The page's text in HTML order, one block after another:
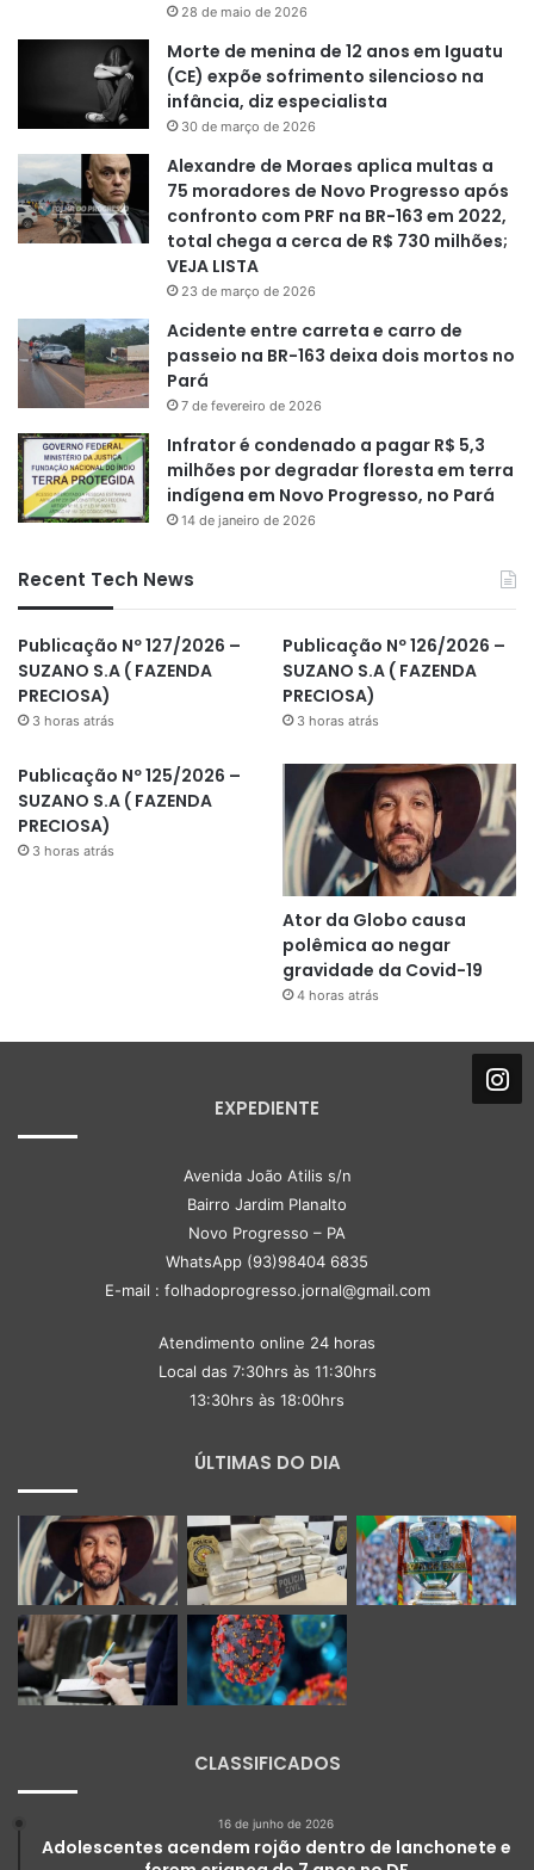
28 de maio de 2026
Morte de menina de 12 anos em Iguatu
(CE) expõe sofrimento silencioso na
infância, diz especialista
30 de março de 2026
Alexandre de Moraes aplica multas a
75 moradores de Novo Progresso após
confronto com PRF na BR-163 em 2022,
total chega a cerca de R$ 730 milhões;
VEJA LISTA
23 de março de 2026
Acidente entre carreta e carro de
passeio na BR-163 deixa dois mortos no
Pará
7 de fevereiro de 2026
Infrator é condenado a pagar R$ 5,3
milhões por degradar floresta em terra
indígena em Novo Progresso, no Pará
14 de janeiro de 2026
Recent Tech News
Publicação Nº 127/2026 –
SUZANO S.A ( FAZENDA
PRECIOSA)
3 horas atrás
Publicação Nº 126/2026 –
SUZANO S.A ( FAZENDA
PRECIOSA)
3 horas atrás
Publicação Nº 125/2026 –
SUZANO S.A ( FAZENDA
PRECIOSA)
3 horas atrás
Ator da Globo causa
polêmica ao negar
gravidade da Covid-19
4 horas atrás
EXPEDIENTE
Avenida João Atilis s/n
Bairro Jardim Planalto
Novo Progresso – PA
WhatsApp (93)98404 6835
E-mail : folhadoprogresso.jornal@gmail.com
Atendimento online 24 horas
Local das 7:30hrs às 11:30hrs
13:30hrs às 18:00hrs
ÚLTIMAS DO DIA
CLASSIFICADOS
16 de junho de 2026
Adolescentes acendem rojão dentro de lanchonete e